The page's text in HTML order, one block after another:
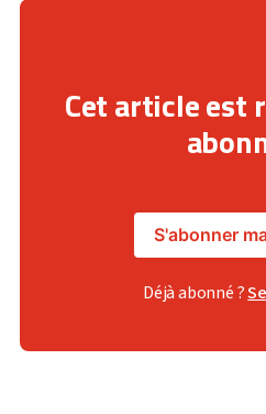
Cet article est
S'abonner
Déjà abonné ?